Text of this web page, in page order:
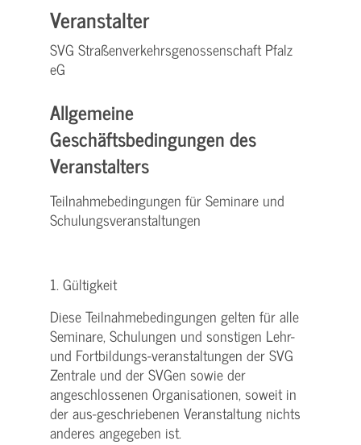
Veranstalter
SVG Straßenverkehrsgenossenschaft Pfalz
eG
Allgemeine
Geschäftsbedingungen des
Veranstalters
Teilnahmebedingungen für Seminare und
Schulungsveranstaltungen
1. Gültigkeit
Diese Teilnahmebedingungen gelten für alle
Seminare, Schulungen und sonstigen Lehr-
und Fortbildungs-veranstaltungen der SVG
Zentrale und der SVGen sowie der
angeschlossenen Organisationen, soweit in
der aus-geschriebenen Veranstaltung nichts
anderes angegeben ist.